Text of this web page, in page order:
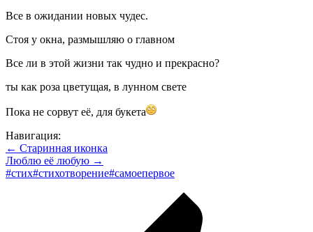
Все в ожидании новых чудес.
Стоя у окна, размышляю о главном
Все ли в этой жизни так чудно и прекрасно?
ты как роза цветущая, в лунном свете
Пока не сорвут её, для букета
Навигация:
← Старинная иконка
Люблю её любую →
#стих#стихотворение#самоепервое